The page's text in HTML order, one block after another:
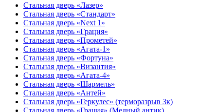
Стальная дверь «Лазер»
Стальная дверь «Стандарт»
Стальная дверь «Next 1»
Стальная дверь «Гpация»
Стальная дверь «Прометей»
Стальная дверь «Агата-1»
Стальная дверь «Фортуна»
Стальная дверь «Византия»
Стальная дверь «Агата-4»
Стальная дверь «Шармель»
Стальная дверь «Антей»
Стальная дверь «Геркулес» (терморазрыв 3к)
Стальная дверь «Грация» (Медный антик)